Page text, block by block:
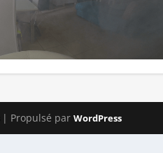
| Propulsé parWordPress